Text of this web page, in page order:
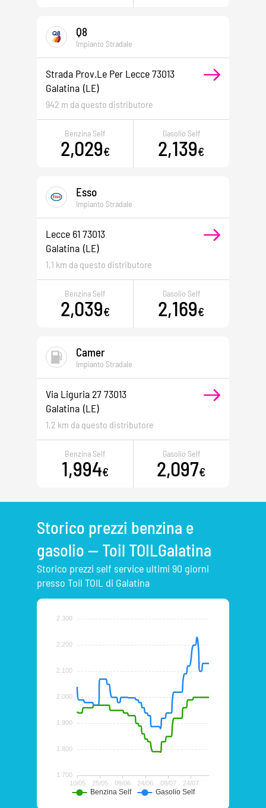
Q8
Impianto Stradale
Strada Prov.le Per Lecce 73013
Galatina (LE)
942 m da questo distributore
Benzina Self
2,029€
Gasolio Self
2,139€
Esso
Impianto Stradale
Lecce 61 73013
Galatina (LE)
1,1 km da questo distributore
Benzina Self
2,039€
Gasolio Self
2,169€
Camer
Impianto Stradale
Via Liguria 27 73013
Galatina (LE)
1,2 km da questo distributore
Benzina Self
1,994€
Gasolio Self
2,097€
Storico prezzi benzina e
gasolio — Toil TOILGalatina
Storico prezzi self service ultimi 90 giorni
presso Toil TOIL di Galatina